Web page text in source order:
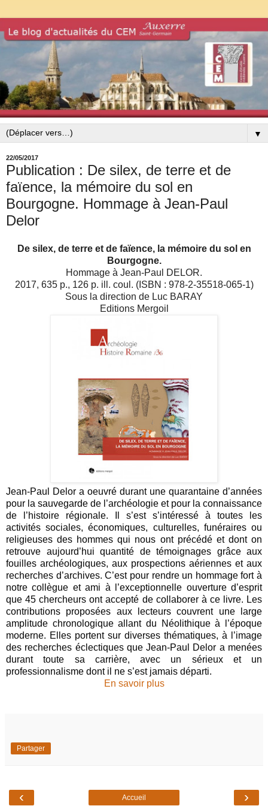
▼
22/05/2017
Publication : De silex, de terre et de
faïence, la mémoire du sol en
Bourgogne. Hommage à Jean-Paul
Delor
De silex, de terre et de faïence, la mémoire du sol en
Bourgogne.
Hommage à Jean-Paul DELOR.
2017, 635 p., 126 p. ill. coul. (ISBN : 978-2-35518-065-1)
Sous la direction de Luc BARAY
Editions Mergoil
Jean-Paul Delor a oeuvré durant une quarantaine d’années
pour la sauvegarde de l’archéologie et pour la connaissance
de l’histoire régionale. Il s’est s’intéressé à toutes les
activités sociales, économiques, culturelles, funéraires ou
religieuses des hommes qui nous ont précédé et dont on
retrouve aujourd’hui quantité de témoignages grâce aux
fouilles archéologiques, aux prospections aériennes et aux
recherches d’archives. C’est pour rendre un hommage fort à
notre collègue et ami à l’exceptionnelle ouverture d’esprit
que 45 chercheurs ont accepté de collaborer à ce livre. Les
contributions proposées aux lecteurs couvrent une large
amplitude chronologique allant du Néolithique à l’époque
moderne. Elles portent sur diverses thématiques, à l’image
des recherches éclectiques que Jean-Paul Delor a menées
durant toute sa carrière, avec un sérieux et un
professionnalisme dont il ne s’est jamais départi.
En savoir plus
Partager
‹ ›
Accueil